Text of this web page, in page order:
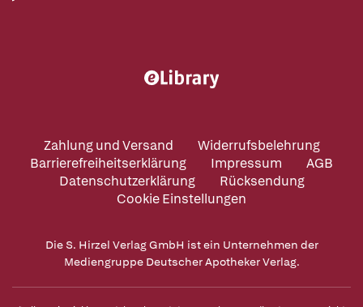
Zahlung und Versand
Widerrufsbelehrung
Barrierefreiheitserklärung
Impressum
AGB
Datenschutzerklärung
Rücksendung
Cookie Einstellungen
Die S. Hirzel Verlag GmbH ist ein Unternehmen der
Mediengruppe Deutscher Apotheker Verlag.